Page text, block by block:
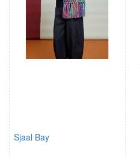
Sjaal Bay